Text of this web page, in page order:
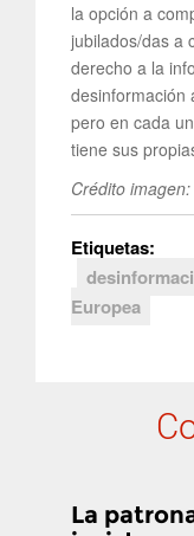
la opción a
jubilados/das a
derecho a la
desinformación
pero en cada
tiene sus
Crédito
Etiquetas:
Europea
La